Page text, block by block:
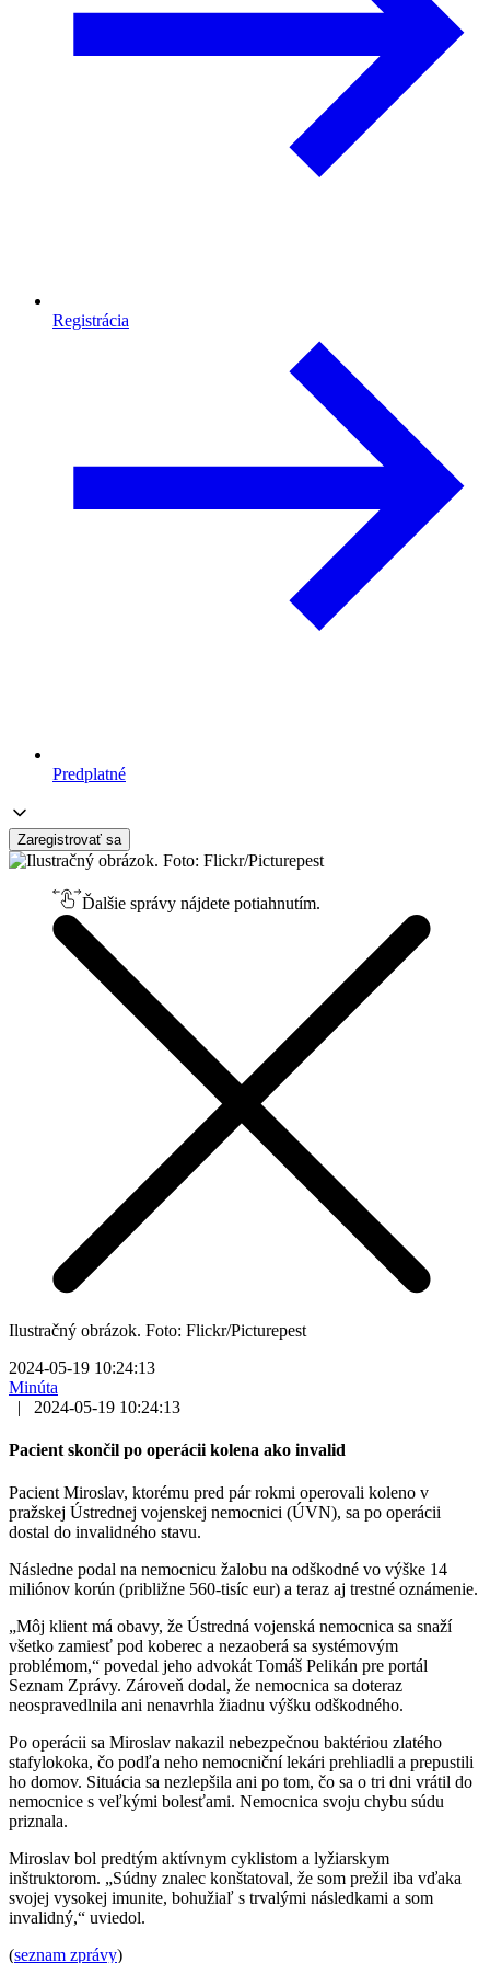
Registrácia
Predplatné
Zaregistrovať sa
Ďalšie správy nájdete potiahnutím.
Ilustračný obrázok. Foto: Flickr/Picturepest
2024-05-19 10:24:13
Minúta
|
2024-05-19 10:24:13
Pacient skončil po operácii kolena ako invalid
Pacient Miroslav, ktorému pred pár rokmi operovali koleno v
pražskej Ústrednej vojenskej nemocnici (ÚVN), sa po operácii
dostal do invalidného stavu.
Následne podal na nemocnicu žalobu na odškodné vo výške 14
miliónov korún (približne 560-tisíc eur) a teraz aj trestné oznámenie.
„Môj klient má obavy, že Ústredná vojenská nemocnica sa snaží
všetko zamiesť pod koberec a nezaoberá sa systémovým
problémom,“ povedal jeho advokát Tomáš Pelikán pre portál
Seznam Zprávy. Zároveň dodal, že nemocnica sa doteraz
neospravedlnila ani nenavrhla žiadnu výšku odškodného.
Po operácii sa Miroslav nakazil nebezpečnou baktériou zlatého
stafylokoka, čo podľa neho nemocniční lekári prehliadli a prepustili
ho domov. Situácia sa nezlepšila ani po tom, čo sa o tri dni vrátil do
nemocnice s veľkými bolesťami. Nemocnica svoju chybu súdu
priznala.
Miroslav bol predtým aktívnym cyklistom a lyžiarskym
inštruktorom. „Súdny znalec konštatoval, že som prežil iba vďaka
svojej vysokej imunite, bohužiaľ s trvalými následkami a som
invalidný,“ uviedol.
(seznam zprávy)